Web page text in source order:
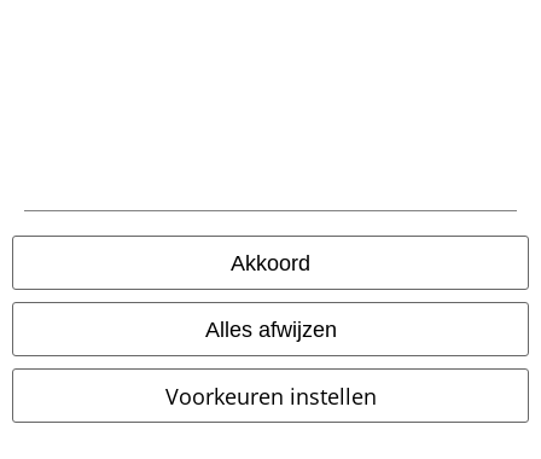
Akkoord
Alles afwijzen
Voorkeuren instellen
Beveiliging